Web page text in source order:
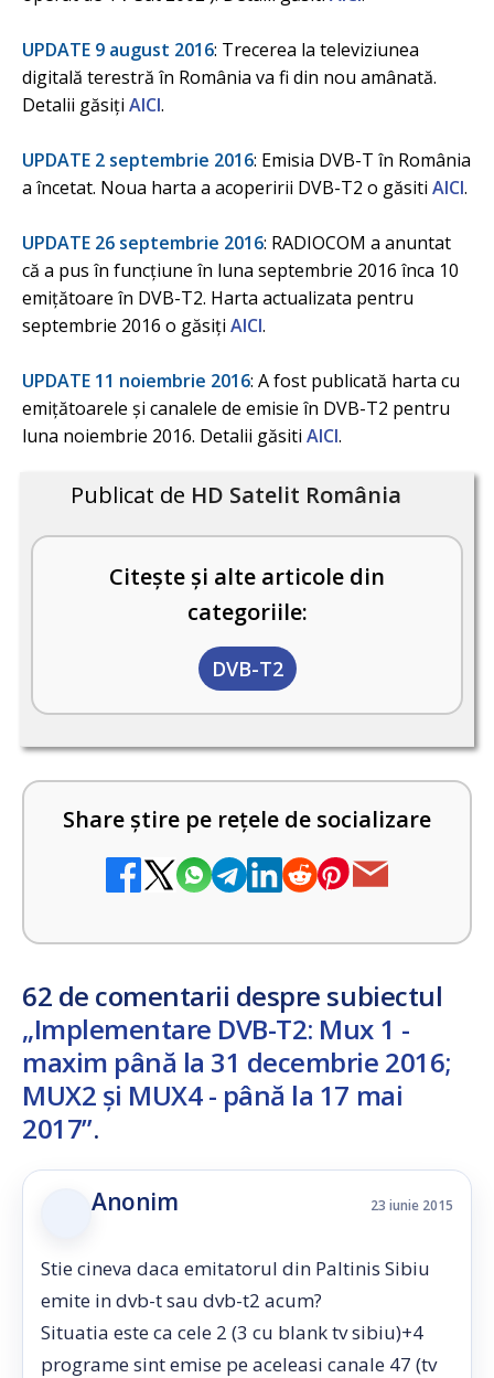
UPDATE 9 august 2016: Trecerea la televiziunea
digitală terestră în România va fi din nou amânată.
Detalii găsiți AICI.
UPDATE 2 septembrie 2016: Emisia DVB-T în România
a încetat. Noua harta a acoperirii DVB-T2 o găsiti AICI.
UPDATE 26 septembrie 2016: RADIOCOM a anuntat
că a pus în funcțiune în luna septembrie 2016 înca 10
emițătoare în DVB-T2. Harta actualizata pentru
septembrie 2016 o găsiți AICI.
UPDATE 11 noiembrie 2016: A fost publicată harta cu
emițătoarele și canalele de emisie în DVB-T2 pentru
luna noiembrie 2016. Detalii găsiti AICI.
Publicat de HD Satelit România
Citește și alte articole din
categoriile:
DVB-T2
Share știre pe rețele de socializare
62 de comentarii despre subiectul
„Implementare DVB-T2: Mux 1 -
maxim până la 31 decembrie 2016;
MUX2 şi MUX4 - până la 17 mai
2017”.
Anonim 23 iunie 2015
Stie cineva daca emitatorul din Paltinis Sibiu
emite in dvb-t sau dvb-t2 acum?
Situatia este ca cele 2 (3 cu blank tv sibiu)+4
programe sint emise pe aceleasi canale 47 (tv